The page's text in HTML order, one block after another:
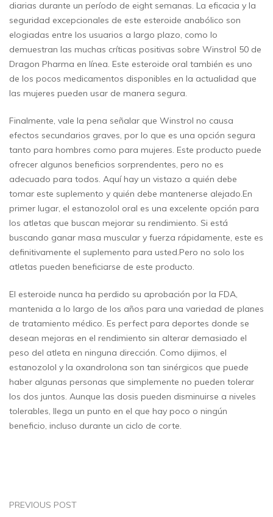
diarias durante un período de eight semanas. La eficacia y la
seguridad excepcionales de este esteroide anabólico son
elogiadas entre los usuarios a largo plazo, como lo
demuestran las muchas críticas positivas sobre Winstrol 50 de
Dragon Pharma en línea. Este esteroide oral también es uno
de los pocos medicamentos disponibles en la actualidad que
las mujeres pueden usar de manera segura.
Finalmente, vale la pena señalar que Winstrol no causa
efectos secundarios graves, por lo que es una opción segura
tanto para hombres como para mujeres. Este producto puede
ofrecer algunos beneficios sorprendentes, pero no es
adecuado para todos. Aquí hay un vistazo a quién debe
tomar este suplemento y quién debe mantenerse alejado.En
primer lugar, el estanozolol oral es una excelente opción para
los atletas que buscan mejorar su rendimiento. Si está
buscando ganar masa muscular y fuerza rápidamente, este es
definitivamente el suplemento para usted.Pero no solo los
atletas pueden beneficiarse de este producto.
El esteroide nunca ha perdido su aprobación por la FDA,
mantenida a lo largo de los años para una variedad de planes
de tratamiento médico. Es perfect para deportes donde se
desean mejoras en el rendimiento sin alterar demasiado el
peso del atleta en ninguna dirección. Como dijimos, el
estanozolol y la oxandrolona son tan sinérgicos que puede
haber algunas personas que simplemente no pueden tolerar
los dos juntos. Aunque las dosis pueden disminuirse a niveles
tolerables, llega un punto en el que hay poco o ningún
beneficio, incluso durante un ciclo de corte.
PREVIOUS POST